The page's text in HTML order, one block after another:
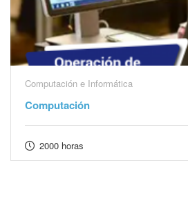
Computación e Informática
Computación
2000 horas